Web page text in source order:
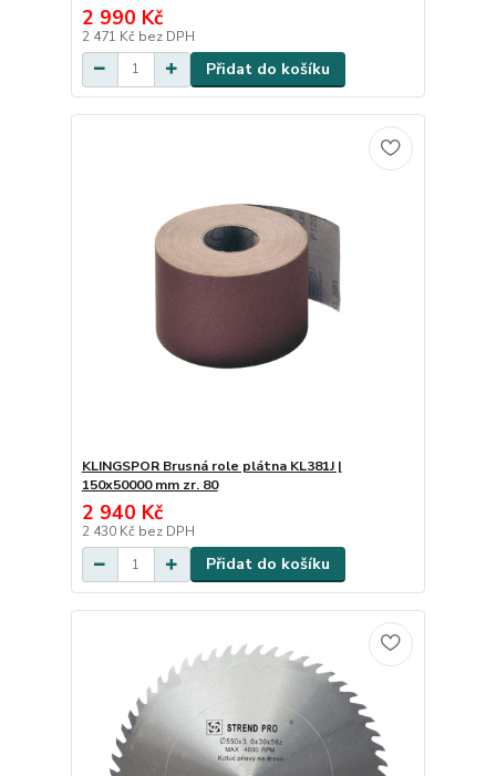
2 990 Kč
2 471 Kč bez DPH
Přidat do košíku
KLINGSPOR Brusná role plátna KL381J |
150x50000 mm zr. 80
2 940 Kč
2 430 Kč bez DPH
Přidat do košíku